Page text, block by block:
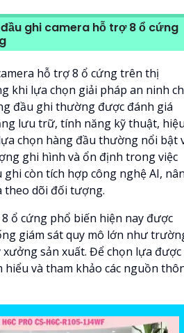
ghi camera hỗ trợ 8 ổ cứng
hỗ trợ 8 ổ cứng trên thị
khi lựa chọn giải pháp an ninh
đầu ghi thường được đánh giá
lưu trữ, tính năng kỹ thuật,
chọn hàng đầu thường nổi bật
ghi hình và ổn định trong việc
còn tích hợp công nghệ AI,
theo dõi đối tượng.
ổ cứng phổ biến hiện nay được
giám sát quy mô lớn như
sản xuất. Để chọn lựa được
hiểu và tham khảo các nguồn